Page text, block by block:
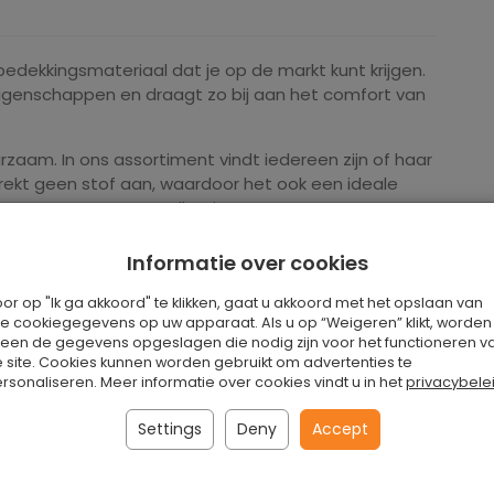
dat je op de markt kunt krijgen.
en draagt zo bij aan het comfort van
In ons assortiment vindt iedereen zijn of haar
geen stof aan, waardoor het ook een ideale
mensen met een allergie.
geeft ons niet alleen een aantrekkelijke
isolatie.
Informatie over cookies
op "Ik ga akkoord" te klikken, gaat u akkoord met het opslaan van
cookiegegevens op uw apparaat. Als u op “Weigeren” klikt, worden
de gegevens opgeslagen die nodig zijn voor het functioneren
site. Cookies kunnen worden gebruikt om advertenties te
Meer informatie over cookies vindt u in het
Settings Deny Accept